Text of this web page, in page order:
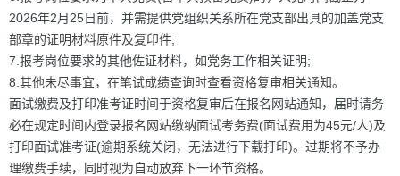
2026年2月25日前，并需提供党组织关系所在党支部出具的加盖党支
部章的证明材料原件及复印件;
7.报考岗位要求的其他佐证材料，如党务工作相关证明;
8.其他未尽事宜，在笔试成绩查询时查看资格复审相关通知。
面试缴费及打印准考证时间于资格复审后在报名网站通知，届时请务
必在规定时间内登录报名网站缴纳面试考务费(面试费用为45元/人)及
打印面试准考证(逾期系统关闭，无法进行下载打印)。过期将不予办
理缴费手续，同时视为自动放弃下一环节资格。